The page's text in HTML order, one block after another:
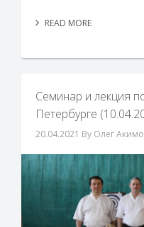
READ MORE
Семинар и лекция
Петербурге
20.04.2021 By Олег